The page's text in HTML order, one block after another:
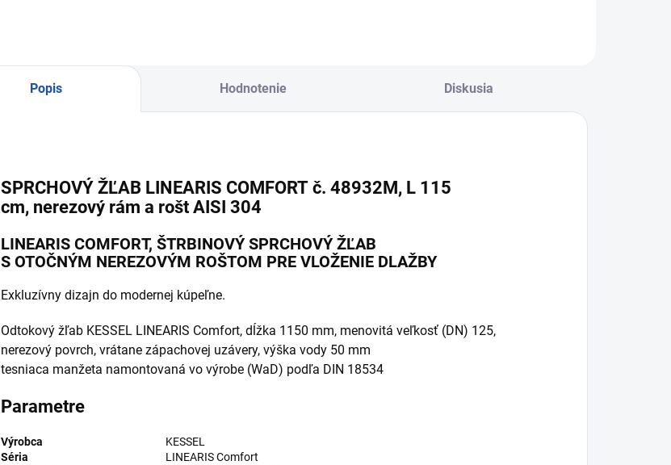
Popis Hodnotenie Diskusia
SPRCHOVÝ ŽĽAB LINEARIS COMFORT č. 48932M, L 115
cm, nerezový rám a rošt AISI 304
LINEARIS COMFORT, ŠTRBINOVÝ SPRCHOVÝ ŽĽAB
S OTOČNÝM NEREZOVÝM ROŠTOM PRE VLOŽENIE DLAŽBY
Exkluzívny dizajn do modernej kúpeľne.
Odtokový žľab KESSEL LINEARIS Comfort, dĺžka 1150 mm, menovitá veľkosť (DN) 125,
nerezový povrch, vrátane zápachovej uzávery, výška vody 50 mm
tesniaca manžeta namontovaná vo výrobe (WaD) podľa DIN 18534
Parametre
Výrobca
KESSEL
Séria
LINEARIS Comfort